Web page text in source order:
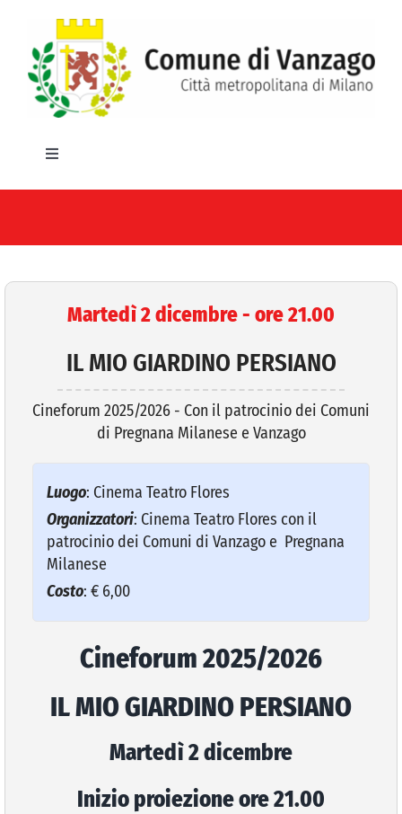
contenuto
Toggle
HOME
IL COMUNE
AREE TEMATICHE
VIVERE VANZAGO
COMUNICAZIONE
Martedì 2 dicembre - ore 21.00
IL MIO GIARDINO PERSIANO
Cineforum 2025/2026 - Con il patrocinio dei Comuni
di Pregnana Milanese e Vanzago
Luogo: Cinema Teatro Flores
Organizzatori: Cinema Teatro Flores con il
patrocinio dei Comuni di Vanzago e Pregnana
Milanese
Costo: € 6,00
Cineforum 2025/2026
IL MIO GIARDINO PERSIANO
Martedì 2 dicembre
Inizio proiezione ore 21.00